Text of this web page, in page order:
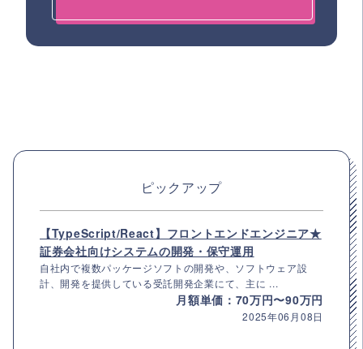
ピックアップ
【TypeScript/React】フロントエンドエンジニア★
証券会社向けシステムの開発・保守運用
自社内で複数パッケージソフトの開発や、ソフトウェア設
計、開発を提供している受託開発企業にて、主に ...
月額単価：70万円〜90万円
2025年06月08日